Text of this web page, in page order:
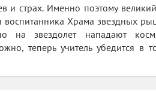
и страх. Именно поэтому
воспитанника Храма звездных
на звездолет нападают
теперь учитель убедится в